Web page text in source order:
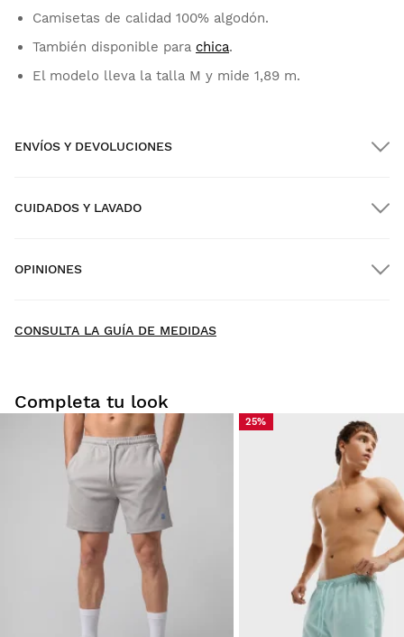
Camisetas de calidad 100% algodón.
También disponible para chica.
El modelo lleva la talla M y mide 1,89 m.
ENVÍOS Y DEVOLUCIONES
Envío a domicilio desde $300.00
Prueba tu talla desde casa con tranquilidad: tienes 30 días
a partir de la fecha de entrega para solicitar tu devolución.
Podrás devolver un producto de forma fácil y rápida, desde
tu pedido en tu cuenta de usuario.
Devolución al método de pago original Desde$9.95
CUIDADOS Y LAVADO
OPINIONES
CONSULTA LA GUÍA DE MEDIDAS
Completa tu look
25%